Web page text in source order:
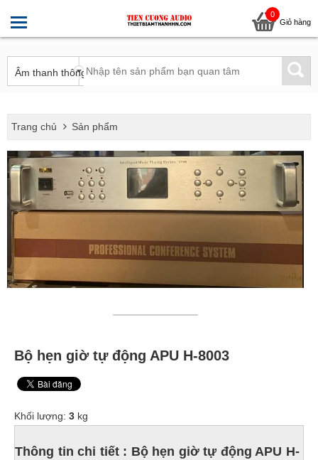
0
Giỏ hàng
Trang chủ Sản phẩm
Bộ hẹn giờ tự động APU H-8003
Khối lượng: 3 kg
Thông tin chi tiết : Bộ hẹn giờ tự động APU H-